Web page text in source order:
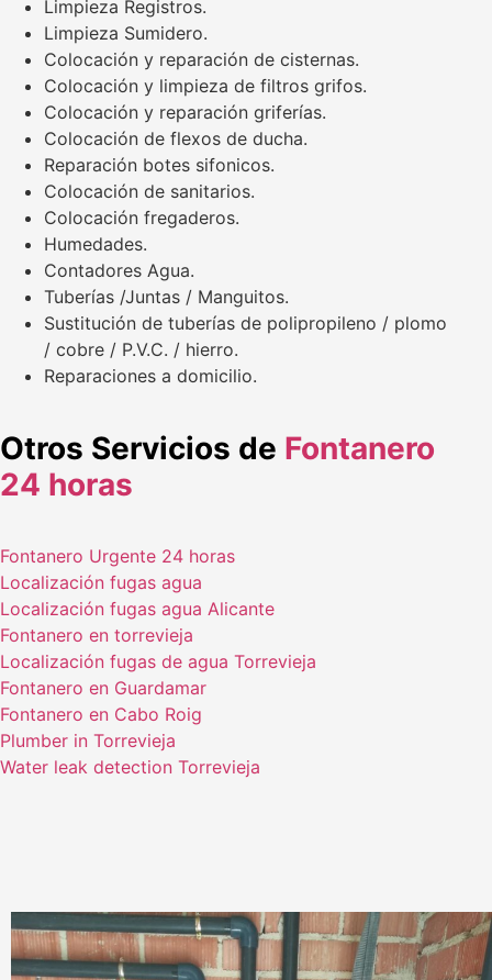
Limpieza Registros.
Limpieza Sumidero.
Colocación y reparación de cisternas.
Colocación y limpieza de filtros grifos.
Colocación y reparación griferías.
Colocación de flexos de ducha.
Reparación botes sifonicos.
Colocación de sanitarios.
Colocación fregaderos.
Humedades.
Contadores Agua.
Tuberías /Juntas / Manguitos.
Sustitución de tuberías de polipropileno / plomo
/ cobre / P.V.C. / hierro.
Reparaciones a domicilio.
Otros Servicios de Fontanero
24 horas
Fontanero Urgente 24 horas
Localización fugas agua
Localización fugas agua Alicante
Fontanero en torrevieja
Localización fugas de agua Torrevieja
Fontanero en Guardamar
Fontanero en Cabo Roig
Plumber in Torrevieja
Water leak detection Torrevieja